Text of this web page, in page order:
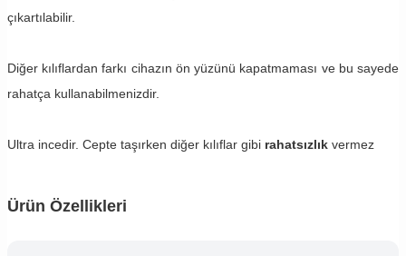
çıkartılabilir.
Diğer kılıflardan farkı cihazın ön yüzünü kapatmaması ve bu sayede
rahatça kullanabilmenizdir.
Ultra incedir. Cepte taşırken diğer kılıflar gibi rahatsızlık vermez
Ürün Özellikleri